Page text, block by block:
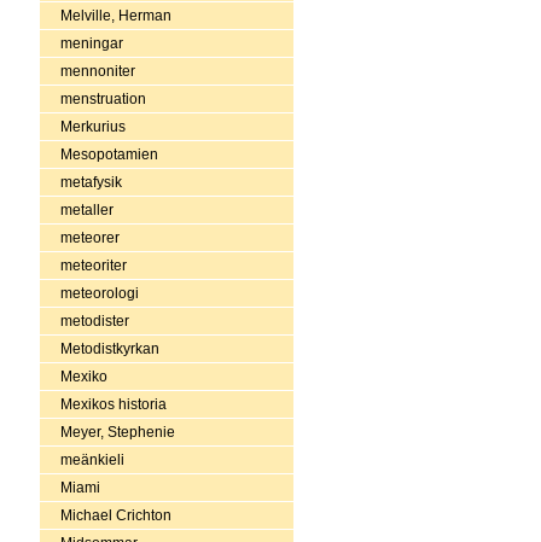
Melville, Herman
meningar
mennoniter
menstruation
Merkurius
Mesopotamien
metafysik
metaller
meteorer
meteoriter
meteorologi
metodister
Metodistkyrkan
Mexiko
Mexikos historia
Meyer, Stephenie
meänkieli
Miami
Michael Crichton